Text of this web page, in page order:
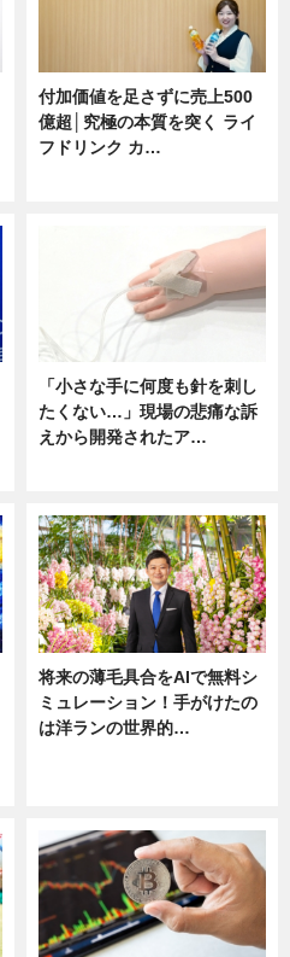
付加価値を足さずに売上500
億超│究極の本質を突く ライ
フドリンク カ…
「小さな手に何度も針を刺し
たくない…」現場の悲痛な訴
えから開発されたア…
将来の薄毛具合をAIで無料シ
ミュレーション！手がけたの
は洋ランの世界的…